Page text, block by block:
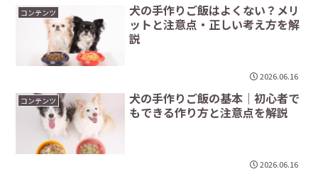
コンテンツ
犬の手作りご飯はよくない？メリ
ットと注意点・正しい考え方を解
説
2026.06.16
コンテンツ
犬の手作りご飯の基本｜初心者で
もできる作り方と注意点を解説
2026.06.16